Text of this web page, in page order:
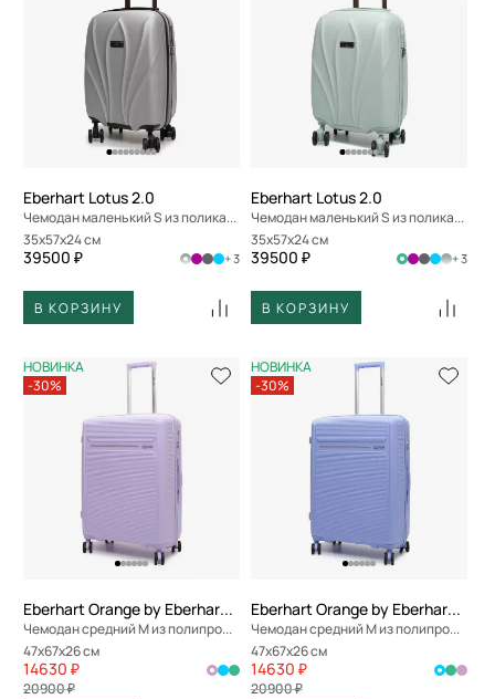
По убыванию цены
По размеру скидки
По скорости доставки
Eberhart Lotus 2.0
Чемодан маленький S из поликарбоната
35x57x24 см
39500 ₽ + 3
В КОРЗИНУ
Eberhart Lotus 2.0
Чемодан маленький S из поликарбоната
35x57x24 см
39500 ₽ + 3
В КОРЗИНУ
НОВИНКА
-30%
Eberhart Orange by Eberhart Weekend
Чемодан средний M из полипропилена
47x67x26 см
14630 ₽
20900 ₽
НОВИНКА
-30%
Eberhart Orange by Eberhart Weekend
Чемодан средний M из полипропилена
47x67x26 см
14630 ₽
20900 ₽